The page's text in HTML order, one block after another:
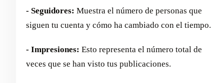
- Seguidores: Muestra el número de personas que
siguen tu cuenta y cómo ha cambiado con el tiempo.
- Impresiones: Esto representa el número total de
veces que se han visto tus publicaciones.